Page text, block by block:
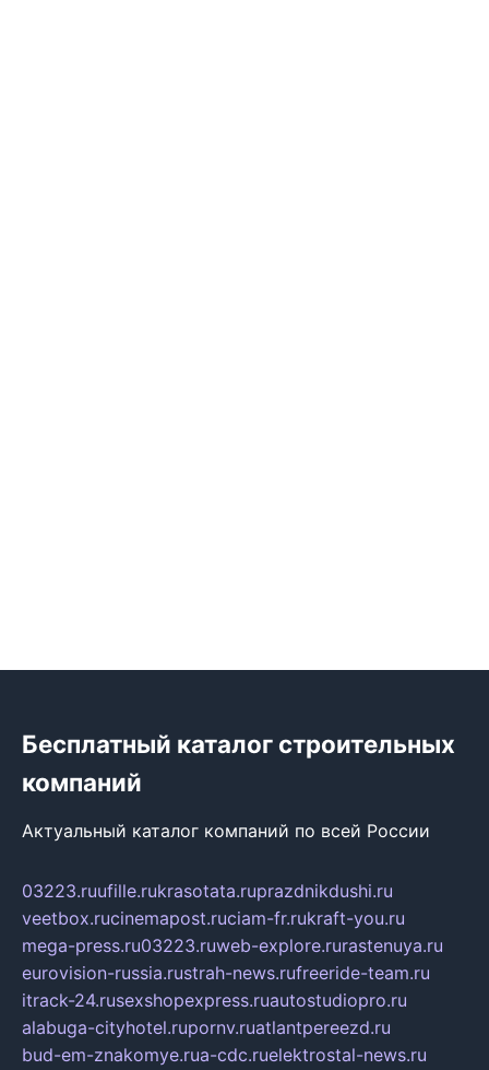
Бесплатный каталог строительных
компаний
Актуальный каталог компаний по всей России
03223.ruufille.rukrasotata.ruprazdnikdushi.ru
veetbox.rucinemapost.ruciam-fr.rukraft-you.ru
mega-press.ru03223.ruweb-explore.rurastenuya.ru
eurovision-russia.rustrah-news.rufreeride-team.ru
itrack-24.rusexshopexpress.ruautostudiopro.ru
alabuga-cityhotel.rupornv.ruatlantpereezd.ru
bud-em-znakomye.rua-cdc.ruelektrostal-news.ru